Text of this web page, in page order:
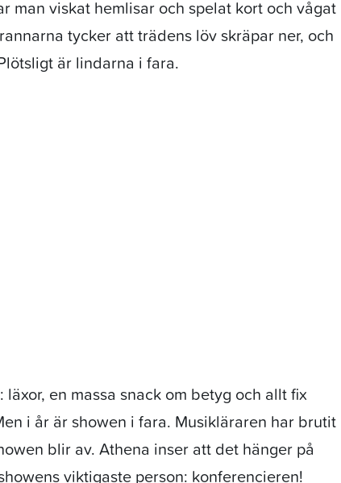
man viskat hemlisar och spelat kort och vågat
tycker att trädens löv skräpar ner, och
är lindarna i fara.
en massa snack om betyg och allt fix
i år är showen i fara. Musikläraren har brutit
blir av. Athena inser att det hänger på
viktigaste person: konferencieren!